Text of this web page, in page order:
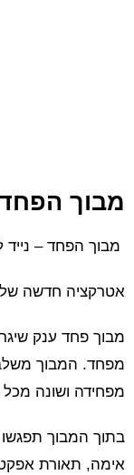
מבוך
מבוך הפחד – נייד
אטרקציה חדשה
מבוך פחד ענק
מפחד. המבוך
מפחידה ושונה מכל
בתוך המבוך תפגשו
אימה, תאורת